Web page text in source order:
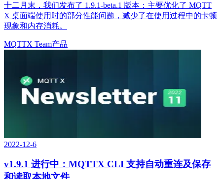
十二月末，我们发布了 1.9.1-beta.1 版本：主要优化了 MQTT
X 桌面端使用时的部分性能问题，减少了在使用过程中的卡顿
现象和内存消耗。
MQTTX Team产品
2022-12-6
v1.9.1 进行中：MQTTX CLI 支持自动重连及保存